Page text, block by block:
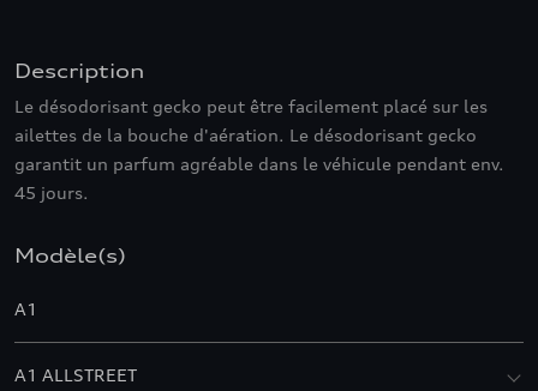
Description
Le désodorisant gecko peut être facilement placé sur les
ailettes de la bouche d'aération. Le désodorisant gecko
garantit un parfum agréable dans le véhicule pendant env.
45 jours.
Modèle(s)
A1
A1 ALLSTREET